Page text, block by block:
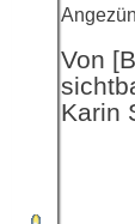
Von
Karin